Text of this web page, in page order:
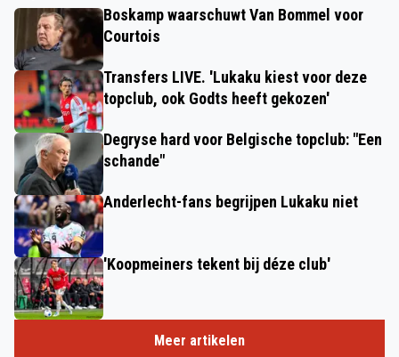
Boskamp waarschuwt Van Bommel voor
Courtois
Transfers LIVE. 'Lukaku kiest voor deze
topclub, ook Godts heeft gekozen'
Degryse hard voor Belgische topclub: "Een
schande"
Anderlecht-fans begrijpen Lukaku niet
'Koopmeiners tekent bij déze club'
Meer artikelen